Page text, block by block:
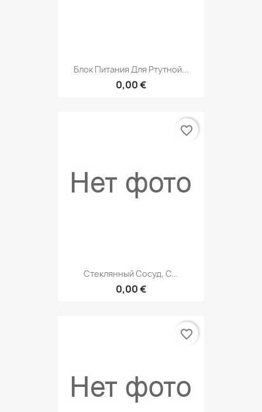
Блок Питания Для Ртутной...
0,00 €
Стеклянный Сосуд, С...
0,00 €
favorite_border
favorite_border